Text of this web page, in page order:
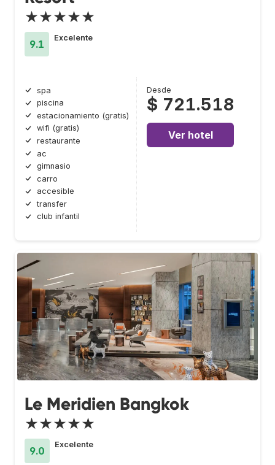
★★★★★
9.1
Excelente
spa
piscina
estacionamiento (gratis)
wifi (gratis)
restaurante
ac
gimnasio
carro
accesible
transfer
club infantil
Desde
$ 721.518
Ver hotel
Le Meridien Bangkok
★★★★★
9.0
Excelente